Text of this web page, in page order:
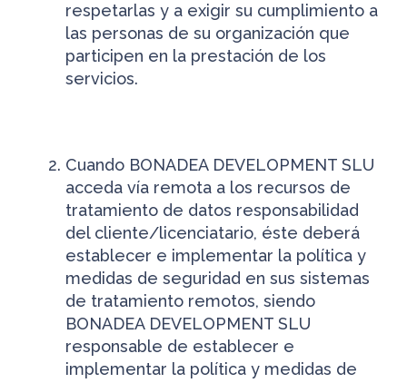
respetarlas y a exigir su cumplimiento a
las personas de su organización que
participen en la prestación de los
servicios.
Cuando BONADEA DEVELOPMENT SLU
acceda vía remota a los recursos de
tratamiento de datos responsabilidad
del cliente/licenciatario, éste deberá
establecer e implementar la política y
medidas de seguridad en sus sistemas
de tratamiento remotos, siendo
BONADEA DEVELOPMENT SLU
responsable de establecer e
implementar la política y medidas de